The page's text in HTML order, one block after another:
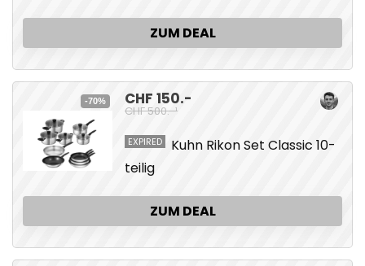
ZUM DEAL
-70% CHF 150.-
CHF 500.-¹
EXPIRED
Kuhn Rikon Set Classic 10-
teilig
ZUM DEAL